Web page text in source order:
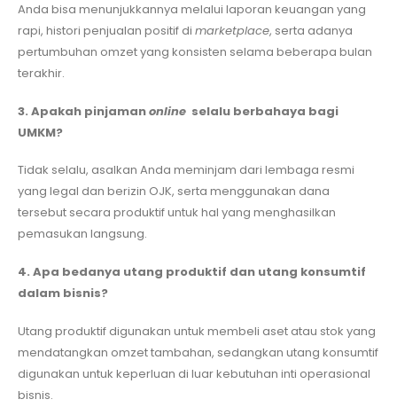
Anda bisa menunjukkannya melalui laporan keuangan yang
rapi, histori penjualan positif di marketplace, serta adanya
pertumbuhan omzet yang konsisten selama beberapa bulan
terakhir.
3. Apakah pinjamanonline selalu berbahaya bagi
UMKM?
Tidak selalu, asalkan Anda meminjam dari lembaga resmi
yang legal dan berizin OJK, serta menggunakan dana
tersebut secara produktif untuk hal yang menghasilkan
pemasukan langsung.
4. Apa bedanya utang produktif dan utang konsumtif
dalam bisnis?
Utang produktif digunakan untuk membeli aset atau stok yang
mendatangkan omzet tambahan, sedangkan utang konsumtif
digunakan untuk keperluan di luar kebutuhan inti operasional
bisnis.